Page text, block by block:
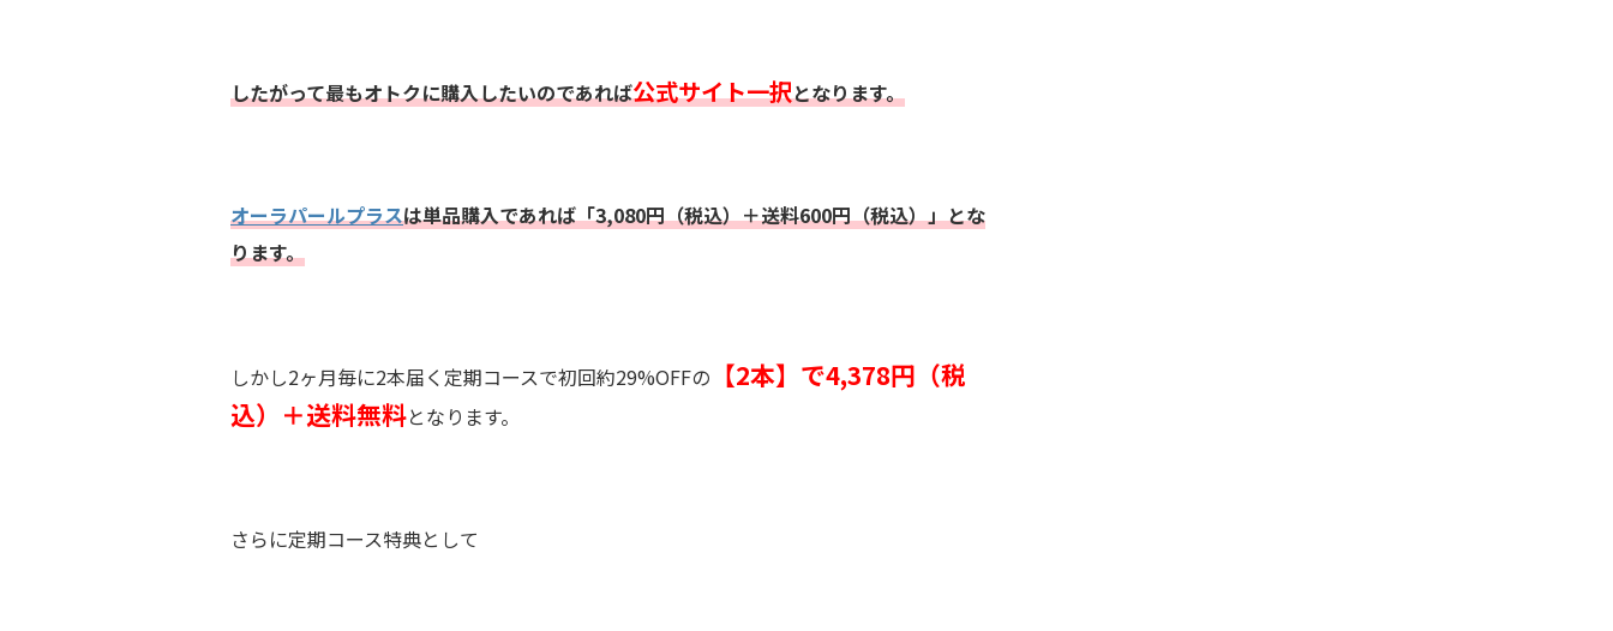
したがって最もオトクに購入したいのであれば公式サイト一択となります。
オーラパールプラスは単品購入であれば「3,080円（税込）＋送料600円（税込）」とな
ります。
しかし2ヶ月毎に2本届く定期コースで初回約29%OFFの 【2本】で4,378円（税
込）＋送料無料となります。
さらに定期コース特典として